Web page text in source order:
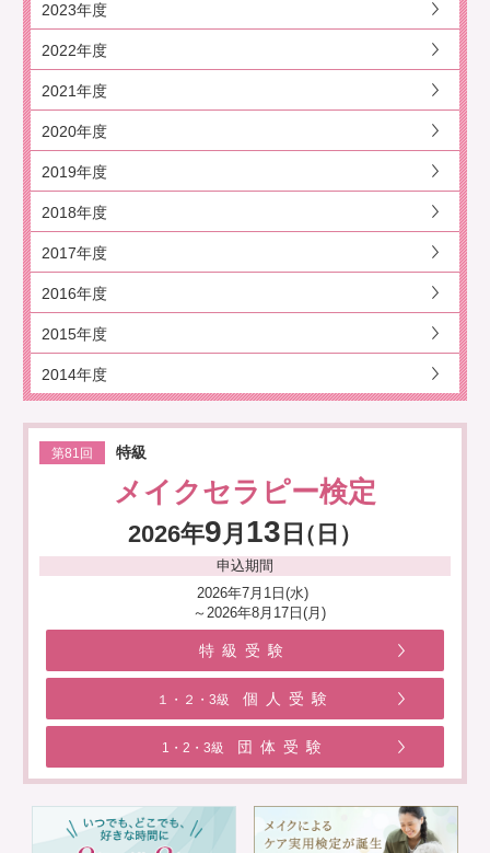
2023年度
2022年度
2021年度
2020年度
2019年度
2018年度
2017年度
2016年度
2015年度
2014年度
第81回 特級
メイクセラピー検定
2026年9月 13 日（日）
申込期間
2026年7月1日(水)
～2026年8月17日(月)
特級受験
１・２・3級 個人受験
1・2・3級 団体受験